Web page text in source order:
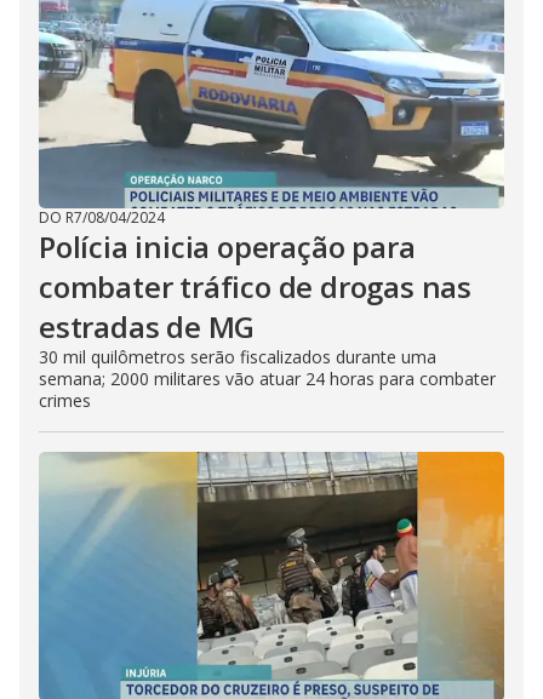
DO R7/08/04/2024
Polícia inicia operação para
combater tráfico de drogas nas
estradas de MG
30 mil quilômetros serão fiscalizados durante uma
semana; 2000 militares vão atuar 24 horas para combater
crimes